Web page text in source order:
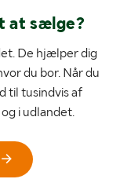
at sælge?
De hjælper dig
du bor. Når du
til tusindvis af
i udlandet.